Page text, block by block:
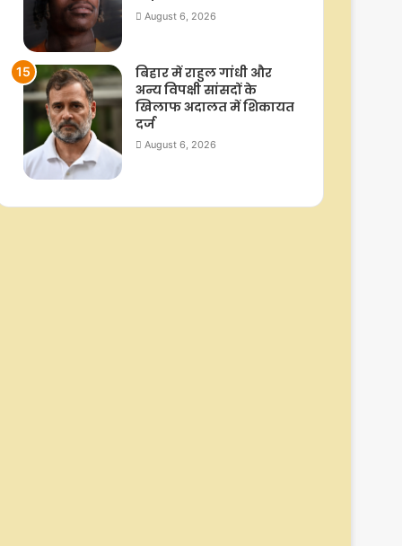
August 6, 2026
बिहार में राहुल गांधी और
अन्य विपक्षी सांसदों के
खिलाफ अदालत में शिकायत
दर्ज
August 6, 2026